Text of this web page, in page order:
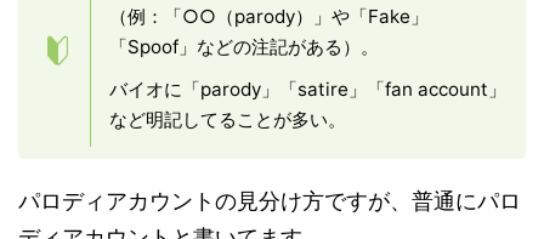
（例：「○○（parody）」や「Fake」
「Spoof」などの注記がある）。
バイオに「parody」「satire」「fan account」
など明記してることが多い。
パロディアカウントの見分け方ですが、普通にパロ